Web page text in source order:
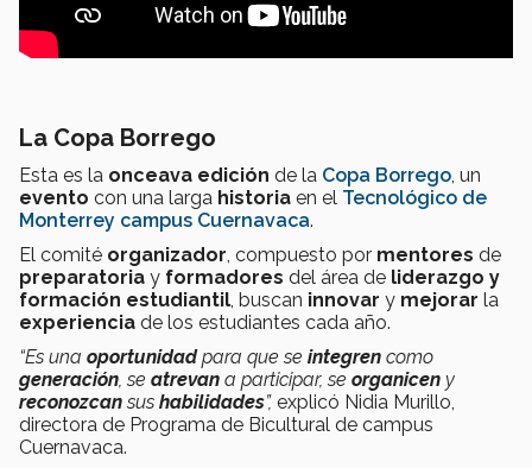
La Copa Borrego
Esta es la onceava edición de la Copa Borrego , un
evento con una larga historia en el Tecnológico de
Monterrey campus Cuernavaca.
El comité organizador , compuesto por mentores de
preparatoria y formadores del área de liderazgo y
formación estudiantil , buscan innovar y mejorar la
experiencia de los estudiantes cada año.
“Es una oportunidadpara que se integren como
generación , se atrevan a participar, se organicen y
reconozcansus habilidades”, explicó Nidia Murillo,
directora de Programa de Bicultural de campus
Cuernavaca.